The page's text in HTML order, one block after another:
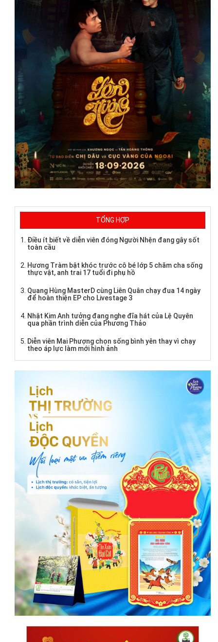
TỔNG HỢP
Điều ít biết về diễn viên đóng Người Nhện đang gây sốt
toàn cầu
Hương Tràm bật khóc trước cô bé lớp 5 chăm cha sống
thực vật, anh trai 17 tuổi đi phụ hồ
Quang Hùng MasterD cùng Liên Quân chạy đua 14 ngày
để hoàn thiện EP cho Livestage 3
Nhật Kim Anh tưởng đang nghe đĩa hát của Lệ Quyên
qua phần trình diễn của Phương Thảo
Diễn viên Mai Phượng chọn sống bình yên thay vì chạy
theo áp lực làm mới hình ảnh